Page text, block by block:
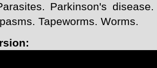
Parkinson's
Tapeworms. Worms.